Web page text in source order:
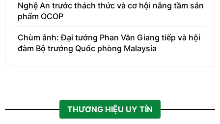
Nghệ An trước thách thức và cơ hội nâng tầm sản
phẩm OCOP
Chùm ảnh: Đại tướng Phan Văn Giang tiếp và hội
đàm Bộ trưởng Quốc phòng Malaysia
THƯƠNG HIỆU UY TÍN